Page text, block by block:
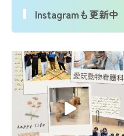
Instagramも更新中